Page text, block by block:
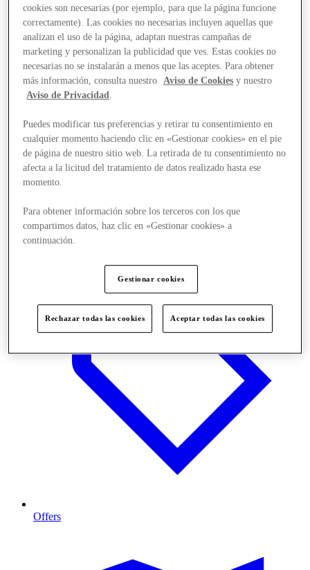
Stores
Offers
cookies son necesarias (por ejemplo, para que la página funcione
correctamente). Las cookies no necesarias incluyen aquellas que
analizan el uso de la página, adaptan nuestras campañas de
marketing y personalizan la publicidad que ves. Estas cookies no
necesarias no se instalarán a menos que las aceptes. Para obtener
más información, consulta nuestro
Aviso de Cookies y nuestro
Aviso de Privacidad.
Puedes modificar tus preferencias y retirar tu consentimiento en
cualquier momento haciendo clic en «Gestionar cookies» en el pie
de página de nuestro sitio web. La retirada de tu consentimiento no
afecta a la licitud del tratamiento de datos realizado hasta ese
momento.
Para obtener información sobre los terceros con los que
compartimos datos, haz clic en «Gestionar cookies» a
continuación.
Gestionar cookies
Rechazar todas las cookies Aceptar todas las cookies